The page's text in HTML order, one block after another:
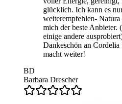
glücklich. Ich kann es
weiterempfehlen-
mich der beste Anbieter.
einige andere
Dankeschön an Cordelia
macht weiter!
BD
Barbara Drescher